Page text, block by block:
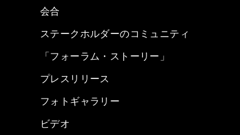
会合
ステークホルダーのコミュニティ
「フォーラム・ストーリー」
プレスリリース
フォトギャラリー
ビデオ